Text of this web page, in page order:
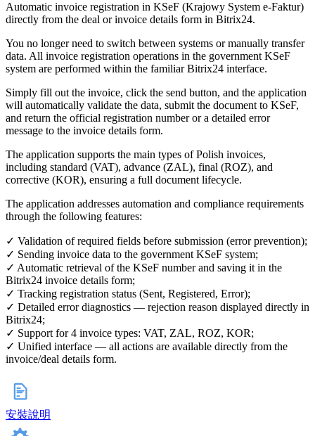
Automatic invoice registration in KSeF (Krajowy System e-Faktur)
directly from the deal or invoice details form in Bitrix24.
You no longer need to switch between systems or manually transfer
data. All invoice registration operations in the government KSeF
system are performed within the familiar Bitrix24 interface.
Simply fill out the invoice, click the send button, and the application
will automatically validate the data, submit the document to KSeF,
and return the official registration number or a detailed error
message to the invoice details form⁠.
The application supports the main types of Polish invoices,
including standard (VAT), advance (ZAL), final (ROZ), and
corrective (KOR), ensuring a full document lifecycle.
The application addresses automation and compliance requirements
through the following features:
✓ Validation of required fields before submission (error prevention);
✓ Sending invoice data to the government KSeF system;
✓ Automatic retrieval of the KSeF number and saving it in the
Bitrix24 invoice details form;
✓ Tracking registration status (Sent, Registered, Error);
✓ Detailed error diagnostics — rejection reason displayed directly in
Bitrix24;
✓ Support for 4 invoice types: VAT, ZAL, ROZ, KOR;
✓ Unified interface — all actions are available directly from the
invoice/deal details form.
安裝說明